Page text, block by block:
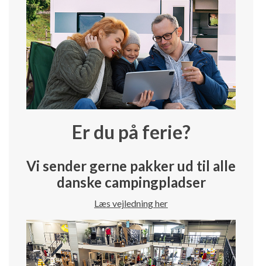
Er du på ferie?
Vi sender gerne pakker ud til alle
danske campingpladser
Læs vejledning her